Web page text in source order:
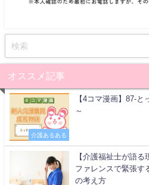
オススメ記事
介護あるある
【4コマ漫画】87-
～
【介護福祉士が語
ファレンスで緊張す
の考え方